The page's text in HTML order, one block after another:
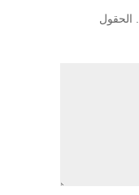
الحقول